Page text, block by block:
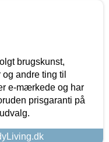
brugskunst,
andre ting til
e-mærkede og har
prisgaranti på